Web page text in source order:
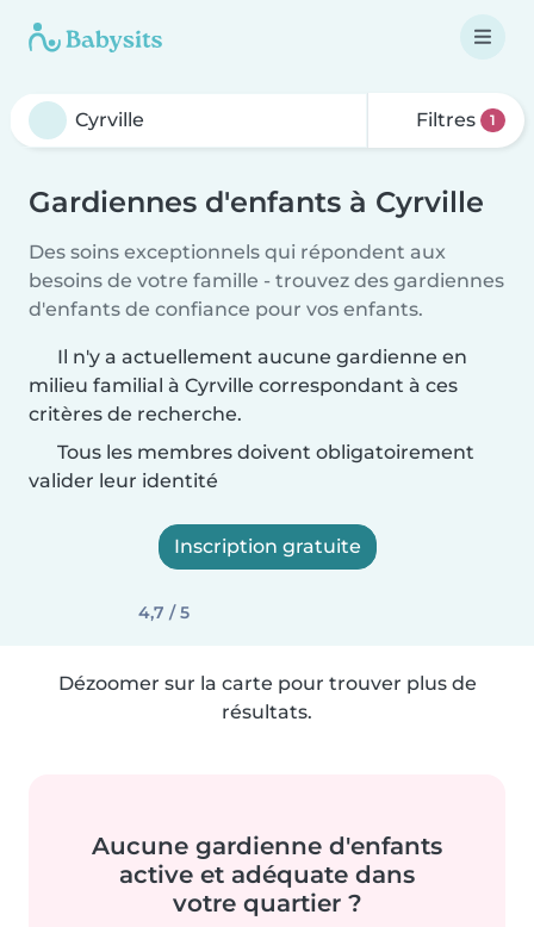
Filtres 1
Gardiennes d'enfants à Cyrville
Des soins exceptionnels qui répondent aux
besoins de votre famille - trouvez des gardiennes
d'enfants de confiance pour vos enfants.
Il n'y a actuellement aucune gardienne en
milieu familial à Cyrville correspondant à ces
critères de recherche.
Tous les membres doivent obligatoirement
valider leur identité
Inscription gratuite
4,7 / 5
Dézoomer sur la carte pour trouver plus de
résultats.
Aucune gardienne d'enfants
active et adéquate dans
votre quartier ?